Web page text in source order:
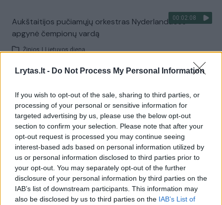
Lrytas.lt - Do Not Process My Personal Information
If you wish to opt-out of the sale, sharing to third parties, or
processing of your personal or sensitive information for
targeted advertising by us, please use the below opt-out
section to confirm your selection. Please note that after your
opt-out request is processed you may continue seeing
interest-based ads based on personal information utilized by
us or personal information disclosed to third parties prior to
your opt-out. You may separately opt-out of the further
disclosure of your personal information by third parties on the
IAB’s list of downstream participants. This information may
also be disclosed by us to third parties on the IAB’s List of
00:02:08
Aukštaitijos pučiamųjų orkestras Nyderlanduose
apgynė čempionų vardą
Žinios | Lietuvos diena
Žiūrimiausi įrašai
00:00:30
Vaizdai iš tragiškos avarijos Vilniaus r.: dviejų moterų ir
vaiko gyvybių išgelbėti nepavyko